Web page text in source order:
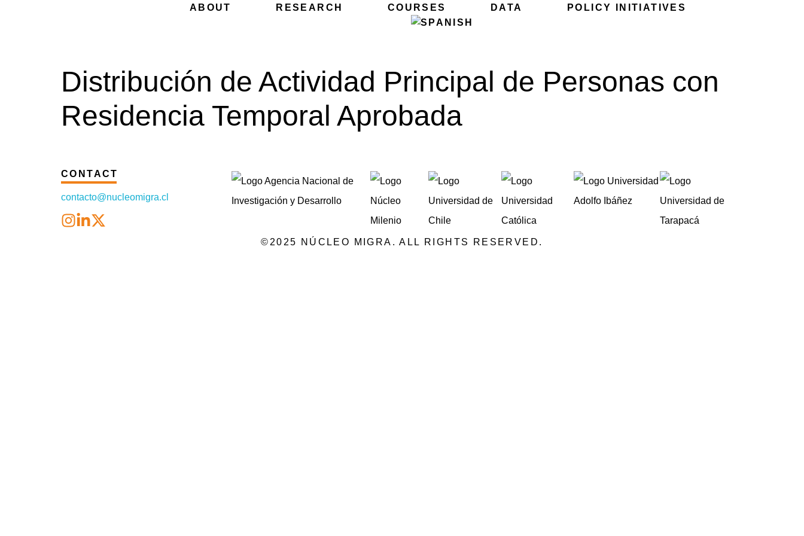
ABOUT RESEARCH COURSES DATA POLICY INITIATIVES
Distribución de Actividad Principal de Personas con
Residencia Temporal Aprobada
CONTACT
contacto@nucleomigra.cl
©2025 NÚCLEO MIGRA. ALL RIGHTS RESERVED.